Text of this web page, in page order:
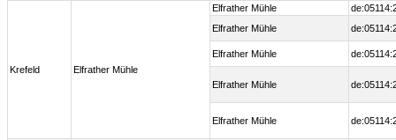
Krefeld Elfrather Mühle
Elfrather Mühle
Elfrather Mühle
Elfrather Mühle
Elfrather Mühle
Elfrather Mühle